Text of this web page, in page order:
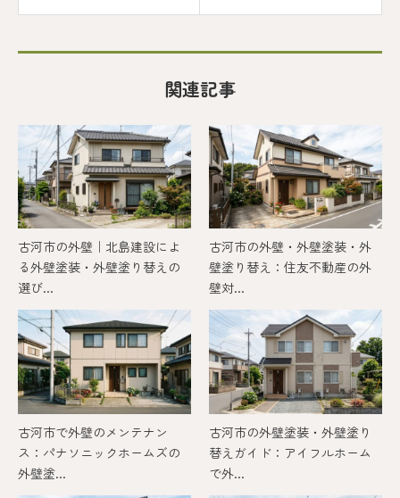
関連記事
古河市の外壁｜北島建設によ
る外壁塗装・外壁塗り替えの
選び...
古河市の外壁・外壁塗装・外
壁塗り替え：住友不動産の外
壁対...
古河市で外壁のメンテナン
ス：パナソニックホームズの
外壁塗...
古河市の外壁塗装・外壁塗り
替えガイド：アイフルホーム
で外...